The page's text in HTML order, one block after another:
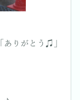
ありがとう♫」